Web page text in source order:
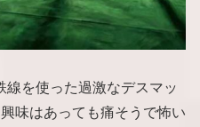
を使った過激なデスマッ
味はあっても痛そうで怖い